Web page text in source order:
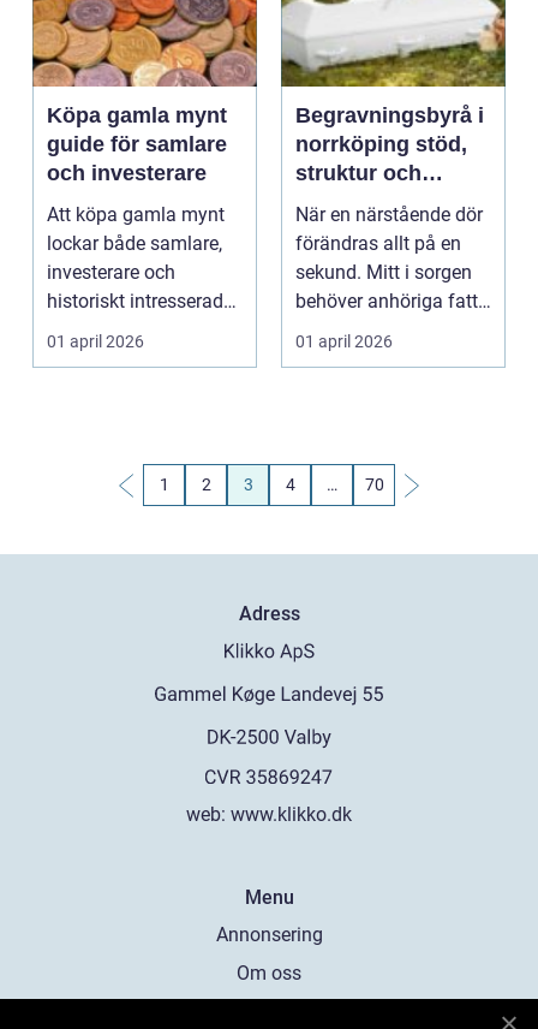
Köpa gamla mynt
guide för samlare
och investerare
Att köpa gamla mynt
lockar både samlare,
investerare och
historiskt intresserade.
En enda liten meta...
01 april 2026
Begravningsbyrå i
norrköping stöd,
struktur och
omtanke när
någon dör
När en närstående dör
förändras allt på en
sekund. Mitt i sorgen
behöver anhöriga fatta
många prakti...
01 april 2026
1 2 3 4 … 70
Adress
web: www.klikko.dk
Menu
Annonsering
Om oss